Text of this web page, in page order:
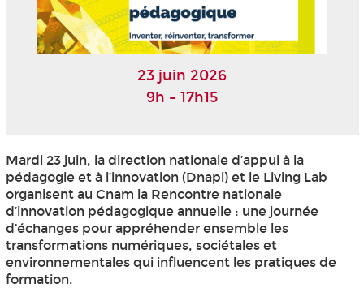
23 juin 2026
9h - 17h15
Mardi 23 juin, la direction nationale d’appui à la
pédagogie et à l’innovation (Dnapi) et le Living Lab
organisent au Cnam la Rencontre nationale
d’innovation pédagogique annuelle : une journée
d’échanges pour appréhender ensemble les
transformations numériques, sociétales et
environnementales qui influencent les pratiques de
formation.